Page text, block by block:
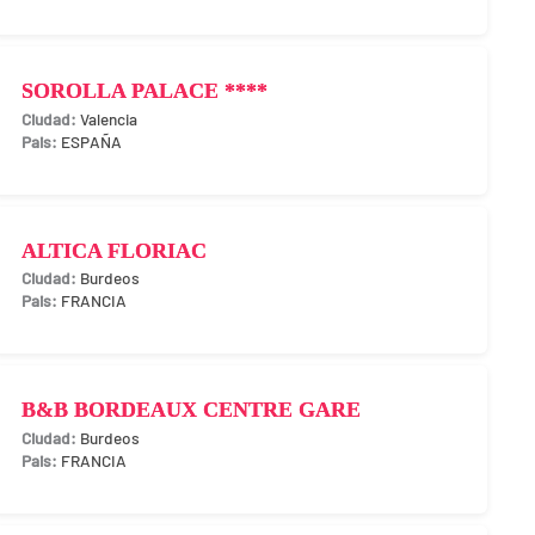
SOROLLA PALACE ****
Valencia
ESPAÑA
ALTICA FLORIAC
Burdeos
FRANCIA
B&B BORDEAUX CENTRE GARE
Burdeos
FRANCIA